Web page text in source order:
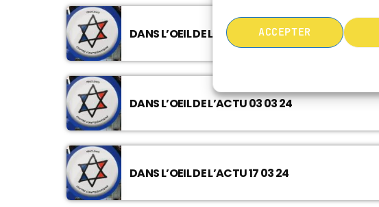
ACCEPTER
DANS L’OEIL DE L’ACTU 18 02 24
DANS L’OEIL DE L’ACTU 03 03 24
DANS L’OEIL DE L’ACTU 17 03 24